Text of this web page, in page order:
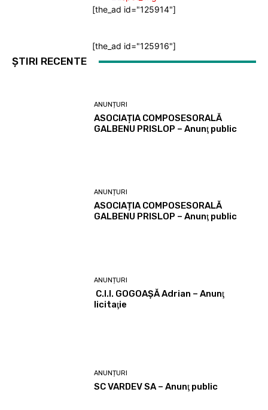
[the_ad id="125914"]
[the_ad id="125916"]
ȘTIRI RECENTE
ANUNȚURI
ASOCIAȚIA COMPOSESORALĂ
GALBENU PRISLOP – Anunţ public
ANUNȚURI
ASOCIAȚIA COMPOSESORALĂ
GALBENU PRISLOP – Anunţ public
ANUNȚURI
C.I.I. GOGOAŞĂ Adrian – Anunţ
licitaţie
ANUNȚURI
SC VARDEV SA – Anunţ public